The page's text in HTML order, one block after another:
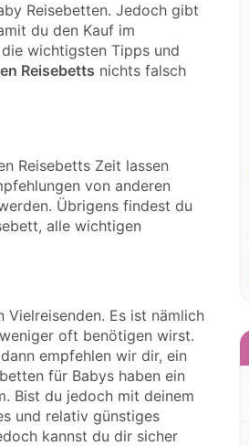
Reisebetten. Jedoch gibt
du den Kauf im
wichtigsten Tipps und
Reisebetts nichts falsch
Reisebetts Zeit lassen
von anderen
Übrigens findest du
alle wichtigen
Vielreisenden. Es ist nämlich
oft benötigen wirst.
empfehlen wir dir, ein
für Babys haben ein
Bist du jedoch mit deinem
und relativ günstiges
kannst du dir sicher